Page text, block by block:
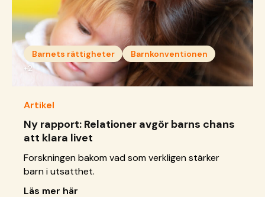
Barnets rättigheter
Barnkonventionen
+2
Artikel
Ny rapport: Relationer avgör barns chans
att klara livet
Forskningen bakom vad som verkligen stärker
barn i utsatthet.
Läs mer här